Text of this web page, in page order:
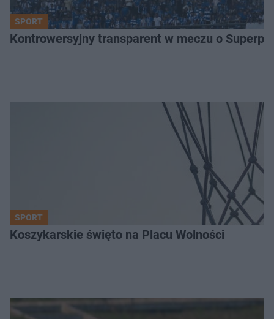
SPORT
Kontrowersyjny transparent w meczu o
SPORT
Koszykarskie święto na Placu Wolności